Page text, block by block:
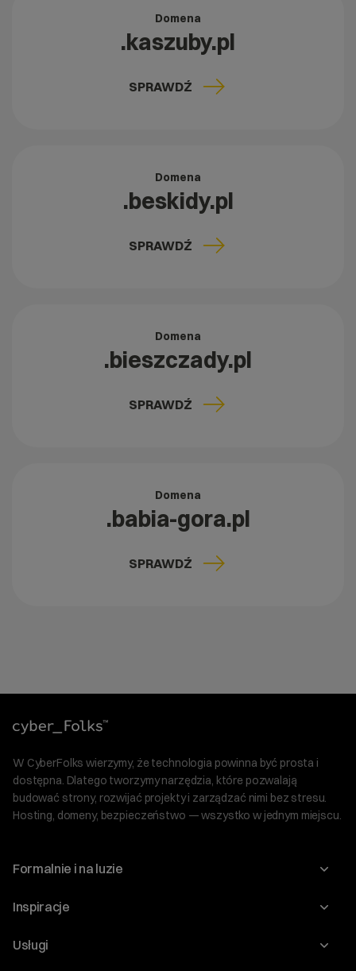
Domena
.kaszuby.pl
SPRAWDŹ
Domena
.beskidy.pl
SPRAWDŹ
Domena
.bieszczady.pl
SPRAWDŹ
Domena
.babia-gora.pl
SPRAWDŹ
W CyberFolks wierzymy, że technologia powinna być prosta i
dostępna. Dlatego tworzymy narzędzia, które pozwalają
budować strony, rozwijać projekty i zarządzać nimi bez stresu.
Hosting, domeny, bezpieczeństwo — wszystko w jednym miejscu.
Formalnie i na luzie
O nas
Program Korzyści dla Inwestorów
Inspiracje
Blog
Usługi